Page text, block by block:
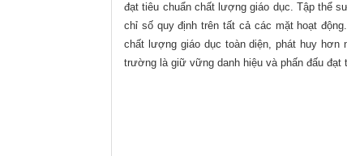
đạt tiêu chuẩn chất lượng giáo dục. Tập thể
chỉ số quy định trên tất cả các mặt hoạt
chất lượng giáo dục toàn diện, phát huy
trường là giữ vững danh hiệu và phấn đấu